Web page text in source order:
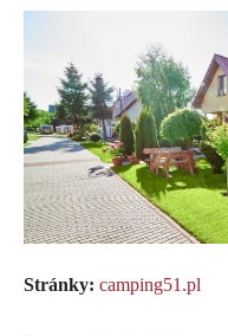
Stránky: camping51.pl